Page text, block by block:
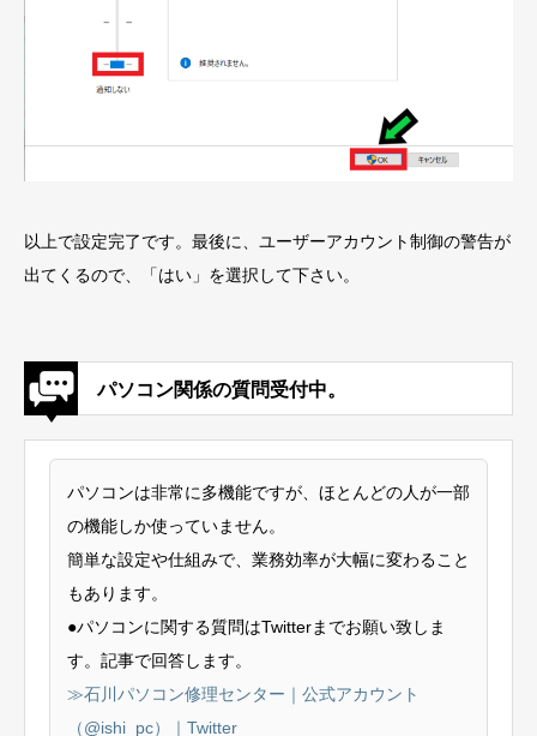
以上で設定完了です。最後に、ユーザーアカウント制御の警告が
出てくるので、「はい」を選択して下さい。
パソコン関係の質問受付中。
パソコンは非常に多機能ですが、ほとんどの人が一部
の機能しか使っていません。
簡単な設定や仕組みで、業務効率が大幅に変わること
もあります。
●パソコンに関する質問はTwitterまでお願い致しま
す。記事で回答します。
≫石川パソコン修理センター｜公式アカウント
（@ishi_pc）｜Twitter